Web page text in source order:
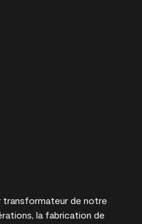
transformateur de notre
la fabrication de